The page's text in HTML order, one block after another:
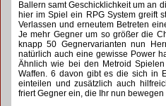
Ballern samt Geschicklichkeit um an
hier im Spiel ein RPG System greift
Verlassen und erneutem Betreten
Je mehr Gegner um so größer die
knapp 50 Gegnervarianten nun
natürlich auch eine gewisse Power
Ähnlich wie bei den Metroid
Waffen. 6 davon gibt es die sich in
einteilen und zusätzlich auch
friert Gegner ein, die Ihr nun